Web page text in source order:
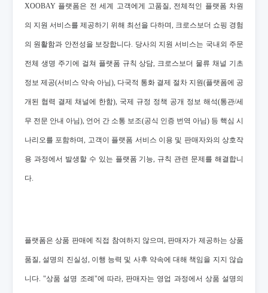
XOOBAY 플랫폼은 전 세계 고객에게 고품질, 전체적인 플랫폼 차원
의 지원 서비스를 제공하기 위해 최선을 다하며, 크로스보더 쇼핑 경험
의 원활함과 안전성을 보장합니다. 당사의 지원 서비스는 국내외 주문
전체 생명 주기에 걸쳐 플랫폼 규칙 상담, 크로스보더 물류 채널 기초
정보 제공(서비스 약속 아님), 다국적 통화 결제 절차 지원(플랫폼에 공
개된 협력 결제 채널에 한함), 국제 규정 정책 공개 정보 해석(통관/세
무 전문 안내 아님), 언어 간 소통 보조(공식 인증 번역 아님) 등 핵심 시
나리오를 포함하며, 고객이 플랫폼 서비스 이용 및 판매자와의 상호작
용 과정에서 발생할 수 있는 플랫폼 기능, 규칙 관련 문제를 해결합니
다.
플랫폼은 상품 판매에 직접 참여하지 않으며, 판매자가 제공하는 상품
품질, 설명의 진실성, 이행 능력 및 사후 약속에 대해 책임을 지지 않습
니다. "상품 설명 조례"에 따라, 판매자는 영업 과정에서 상품 설명의